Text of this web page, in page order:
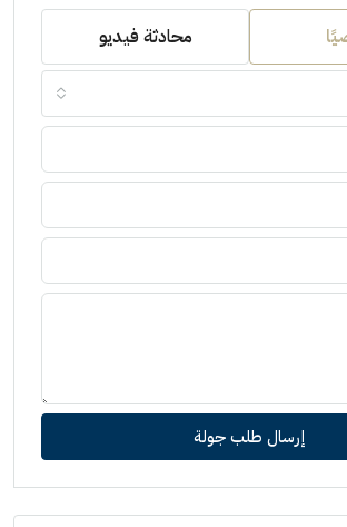
محادثة فيديو
إرسال طلب جولة